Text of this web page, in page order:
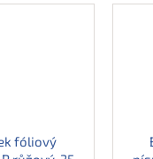
fóliový